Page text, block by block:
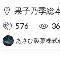
果子乃季総
576
36
あさひ製菓株式